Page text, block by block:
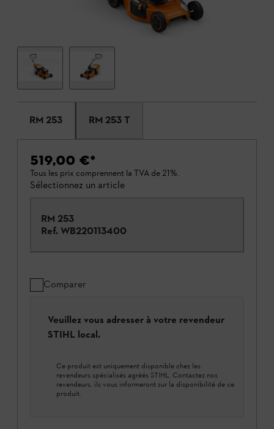
RM 253 RM 253 T
519,00 €*
Tous les prix comprennent la TVA de 21%.
Sélectionnez un article
RM 253
Ref. WB220113400
Comparer
Veuillez vous adresser à votre revendeur
STIHL local.
Ce produit est uniquement disponible chez les
revendeurs spécialisés agréés STIHL. Contactez nos
revendeurs, ils vous informeront sur la disponibilité de ce
produit.